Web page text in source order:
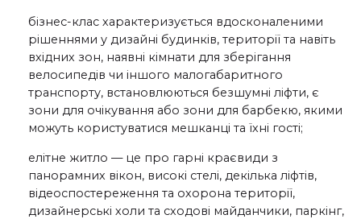
бізнес-клас характеризується вдосконаленими
рішеннями у дизайні будинків, території та навіть
вхідних зон, наявні кімнати для зберігання
велосипедів чи іншого малогабаритного
транспорту, встановлюються безшумні ліфти, є
зони для очікування або зони для барбекю, якими
можуть користуватися мешканці та їхні гості;
елітне житло — це про гарні краєвиди з
панорамних вікон, високі стелі, декілька ліфтів,
відеоспостереження та охорона території,
дизайнерські холи та сходові майданчики, паркінг,